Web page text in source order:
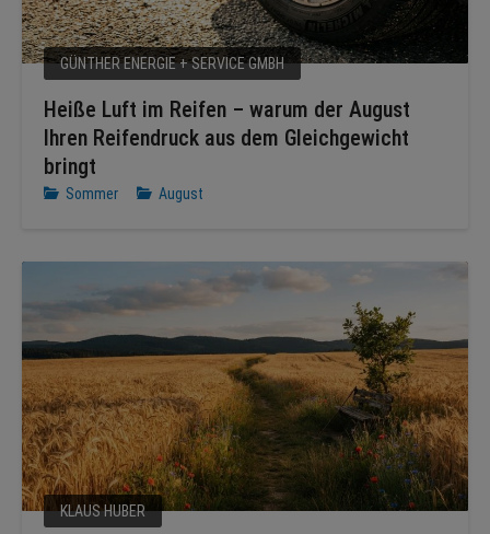
GÜNTHER ENERGIE + SERVICE GMBH
Heiße Luft im Reifen – warum der August
Ihren Reifendruck aus dem Gleichgewicht
bringt
Sommer August
KLAUS HUBER